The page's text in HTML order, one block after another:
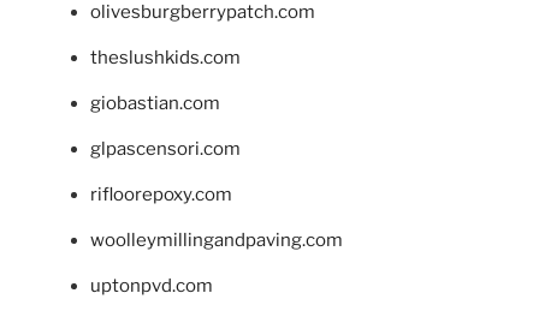
olivesburgberrypatch.com
theslushkids.com
giobastian.com
glpascensori.com
rifloorepoxy.com
woolleymillingandpaving.com
uptonpvd.com